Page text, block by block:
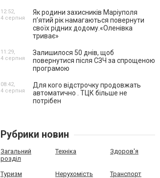
Як родини захисників Маріуполя
пʼятий рік намагаються повернути
своїх рідних додому.«Оленівка
триває»
12:52,
4 серпня
Залишилося 50 днів, щоб
повернутися після СЗЧ за спрощеною
програмою
11:29,
4 серпня
Для кого відстрочку продовжать
автоматично . ТЦК більше не
потрібен
08:42,
4 серпня
Рубрики новин
Загальний
розділ
Техніка Здоров'я
Туризм Нерухомість Транспорт